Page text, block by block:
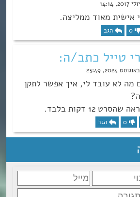
אישית מאוד ממליצה.
0 הגב
טייל כתב/ה:
מה לא עובד לי, איך אפשר לתקן
12 דקות בלבד.
0 הגב